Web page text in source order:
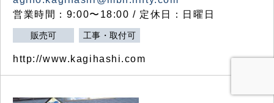
営業時間：9:00〜18:00 / 定休日：日曜日
販売可 工事・取付可
http://www.kagihashi.com